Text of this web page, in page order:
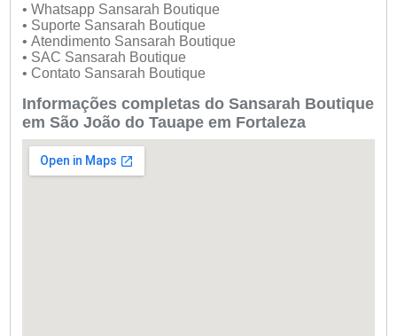
• Whatsapp Sansarah Boutique
• Suporte Sansarah Boutique
• Atendimento Sansarah Boutique
• SAC Sansarah Boutique
• Contato Sansarah Boutique
Informações completas do Sansarah Boutique
em São João do Tauape em Fortaleza